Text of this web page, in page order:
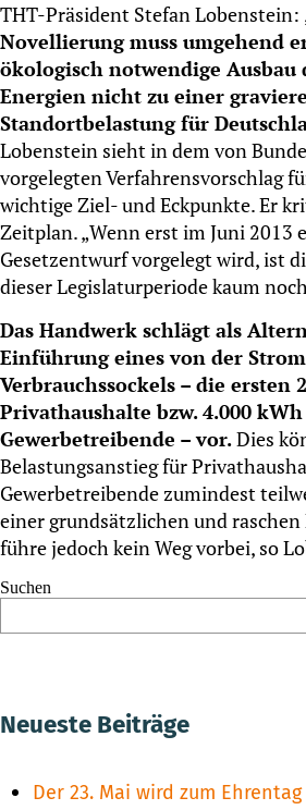
THT-Präsident Stefan Lobenstein:
Novellierung muss umgehend
ökologisch notwendige Ausbau
Energien nicht zu einer
Standortbelastung für
Lobenstein sieht in dem von
vorgelegten Verfahrensvorschlag
wichtige Ziel- und Eckpunkte. Er
Zeitplan. „Wenn erst im Juni 2013
Gesetzentwurf vorgelegt wird, ist
dieser Legislaturperiode kaum
Das Handwerk schlägt als
Einführung eines von der
Verbrauchssockels – die ersten
Privathaushalte bzw. 4.000
Gewerbetreibende – vor.Dies
Belastungsanstieg für
Gewerbetreibende zumindest
einer grundsätzlichen und raschen
führe jedoch kein Weg vorbei, so
Suchen
Neueste Beiträge
Der 23. Mai wird zum Ehrentag